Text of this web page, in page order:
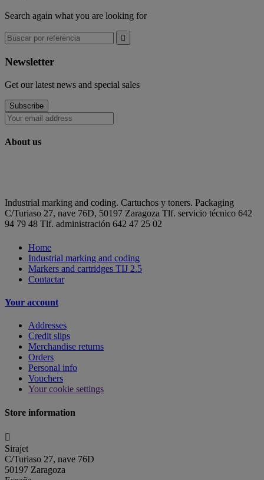
Search again what you are looking for

Newsletter
Get our latest news and special sales
Subscribe
About us
Industrial marking and coding. Cartuchos y toners. Packaging
C/Turiaso 27, nave 76D, 50197 Zaragoza Tlf. servicio técnico 642
94 79 48 Tlf. administración 642 47 25 02
Home
Industrial marking and coding
Markers and cartridges TIJ 2.5
Contactar
Your account
Addresses
Credit slips
Merchandise returns
Orders
Personal info
Vouchers
Your cookie settings
Store information

Sirajet
C/Turiaso 27, nave 76D
50197 Zaragoza